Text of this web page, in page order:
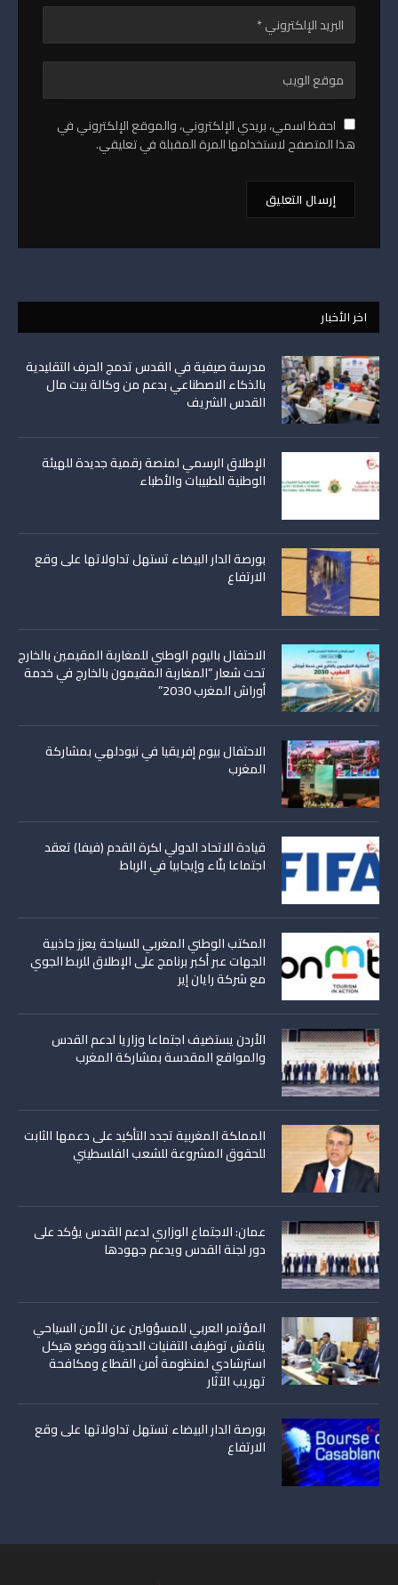
احفظ اسمي، بريدي الإلكتروني، والموقع الإلكتروني في
هذا المتصفح لاستخدامها المرة المقبلة في تعليقي.
اخر الأخبار
مدرسة صيفية في القدس تدمج الحرف التقليدية
بالذكاء الاصطناعي بدعم من وكالة بيت مال
القدس الشريف
الإطلاق الرسمي لمنصة رقمية جديدة للهيئة
الوطنية للطبيبات والأطباء
بورصة الدار البيضاء تستهل تداولاتها على وقع
الارتفاع
الاحتفال باليوم الوطني للمغاربة المقيمين بالخارج
تحت شعار “المغاربة المقيمون بالخارج في خدمة
أوراش المغرب 2030”
الاحتفال بيوم إفريقيا في نيودلهي بمشاركة
المغرب
قيادة الاتحاد الدولي لكرة القدم (فيفا) تعقد
اجتماعا بنّاء وإيجابيا في الرباط
المكتب الوطني المغربي للسياحة يعزز جاذبية
الجهات عبر أكبر برنامج على الإطلاق للربط الجوي
مع شركة رايان إير
الأردن يستضيف اجتماعا وزاريا لدعم القدس
والمواقع المقدسة بمشاركة المغرب
المملكة المغربية تجدد التأكيد على دعمها الثابت
للحقوق المشروعة للشعب الفلسطيني
عمان: الاجتماع الوزاري لدعم القدس يؤكد على
دور لجنة القدس ويدعم جهودها
المؤتمر العربي للمسؤولين عن الأمن السياحي
يناقش توظيف التقنيات الحديثة ووضع هيكل
استرشادي لمنظومة أمن القطاع ومكافحة
تهريب الآثار
بورصة الدار البيضاء تستهل تداولاتها على وقع
الارتفاع